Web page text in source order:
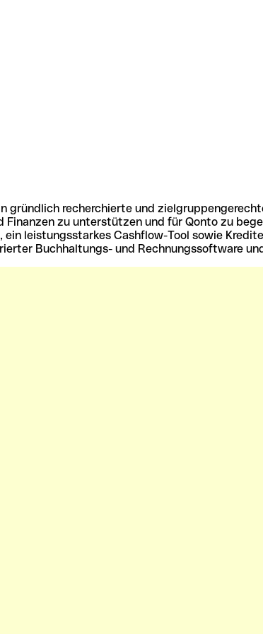
gründlich recherchierte und
zu unterstützen und für Qonto zu
leistungsstarkes Cashflow-Tool sowie
Buchhaltungs- und Rechnungssoftware